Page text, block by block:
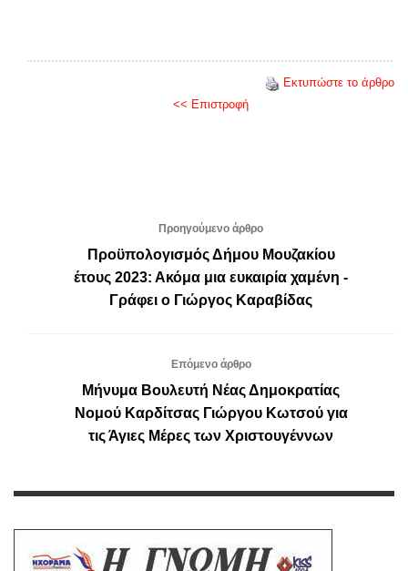
Εκτυπώστε το άρθρο
<< Επιστροφή
Προηγούμενο άρθρο
Προϋπολογισμός Δήμου Μουζακίου
έτους 2023: Ακόμα μια ευκαιρία χαμένη -
Γράφει ο Γιώργος Καραβίδας
Επόμενο άρθρο
Μήνυμα Βουλευτή Νέας Δημοκρατίας
Νομού Καρδίτσας Γιώργου Κωτσού για
τις Άγιες Μέρες των Χριστουγέννων